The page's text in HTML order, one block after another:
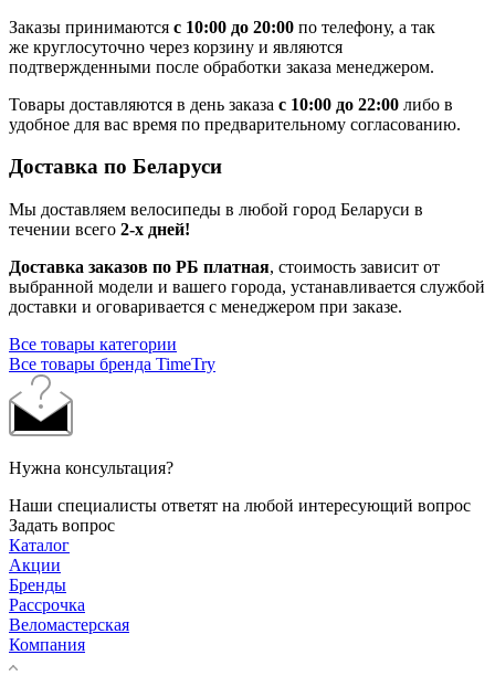
Заказы принимаются с 10:00 до 20:00 по телефону, а так
же круглосуточно через корзину и являются
подтвержденными после обработки заказа менеджером.
Товары доставляются в день заказа с 10:00 до 22:00 либо в
удобное для вас время по предварительному согласованию.
Доставка по Беларуси
Мы доставляем велосипеды в любой город Беларуси в
течении всего 2-х дней!
Доставка заказов по РБ платная, стоимость зависит от
выбранной модели и вашего города, устанавливается службой
доставки и оговаривается с менеджером при заказе.
Все товары категории
Все товары бренда TimeTry
Нужна консультация?
Наши специалисты ответят на любой интересующий вопрос
Задать вопрос
Каталог
Акции
Бренды
Рассрочка
Веломастерская
Компания